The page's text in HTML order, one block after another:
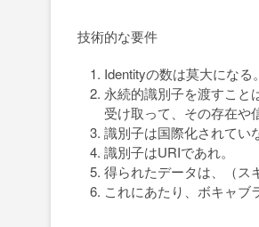
技術的な要件
Identityの数は莫大になる
永続的識別子を渡すこと
受け取って、その存在や
識別子は国際化されてい
識別子はURIであれ。
得られたデータは、（ス
これにあたり、ボキャブ